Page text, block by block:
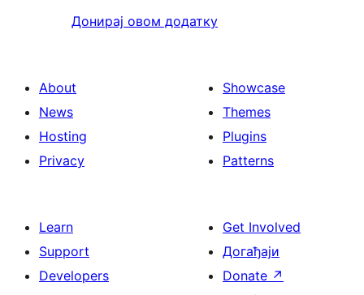
Донирај овом додатку
About
News
Hosting
Privacy
Showcase
Themes
Plugins
Patterns
Learn
Support
Developers
Get Involved
Догађаји
Donate ↗